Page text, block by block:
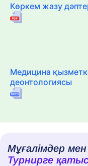
Көркем жазу
Медицина
деонтологиясы
Мұғалімдер
Турнирге